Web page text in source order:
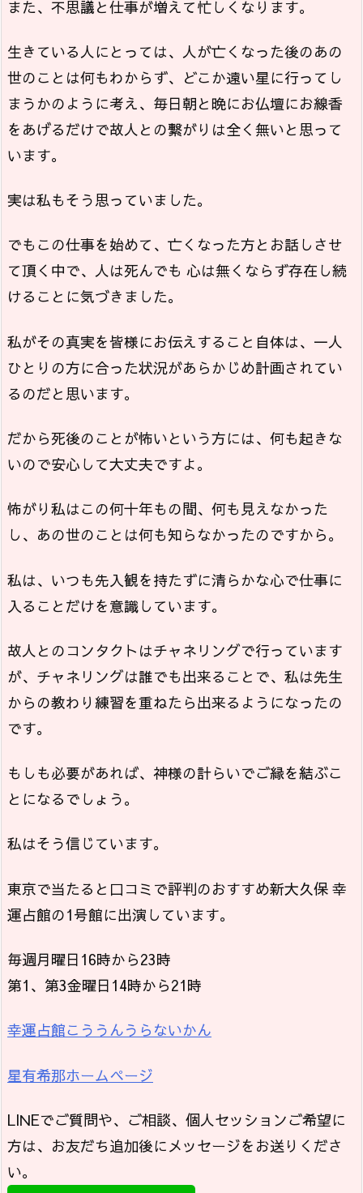
また、不思議と仕事が増えて忙しくなります。
生きている人にとっては、人が亡くなった後のあの
世のことは何もわからず、どこか遠い星に行ってし
まうかのように考え、毎日朝と晩にお仏壇にお線香
をあげるだけで故人との繋がりは全く無いと思って
います。
実は私もそう思っていました。
でもこの仕事を始めて、亡くなった方とお話しさせ
て頂く中で、人は死んでも 心は無くならず存在し続
けることに気づきました。
私がその真実を皆様にお伝えすること自体は、一人
ひとりの方に合った状況があらかじめ計画されてい
るのだと思います。
だから死後のことが怖いという方には、何も起きな
いので安心して大丈夫ですよ。
怖がり私はこの何十年もの間、何も見えなかった
し、あの世のことは何も知らなかったのですから。
私は、いつも先入観を持たずに清らかな心で仕事に
入ることだけを意識しています。
故人とのコンタクトはチャネリングで行っています
が、チャネリングは誰でも出来ることで、私は先生
からの教わり練習を重ねたら出来るようになったの
です。
もしも必要があれば、神様の計らいでご縁を結ぶこ
とになるでしょう。
私はそう信じています。
東京で当たると口コミで評判のおすすめ新大久保 幸
運占館の1号館に出演しています。
毎週月曜日16時から23時
第1、第3金曜日14時から21時
幸運占館こううんうらないかん
星有希那ホームページ
LINEでご質問や、ご相談、個人セッションご希望に
方は、お友だち追加後にメッセージをお送りくださ
い。